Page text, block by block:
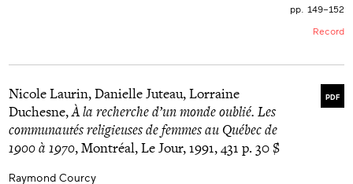
pp. 149–152
Record
PDF
Nicole Laurin, Danielle Juteau, Lorraine
Duchesne,À la recherche d’un monde oublié. Les
communautés religieuses de femmes au Québec de
1900 à 1970, Montréal, Le Jour, 1991, 431 p. 30 $
Raymond Courcy